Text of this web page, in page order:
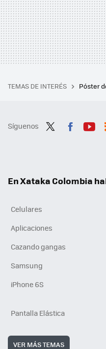
TEMAS DE INTERÉS Póster
Síguenos
En Xataka Colombia
Celulares
Aplicaciones
Cazando gangas
Samsung
iPhone 6S
Pantalla Elástica
VER MÁS TEMAS